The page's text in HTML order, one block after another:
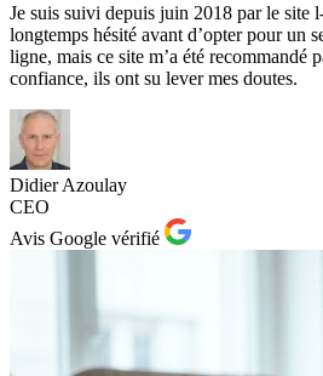
Je suis suivi depuis juin 2018 par le site
longtemps hésité avant d’opter pour un
ligne, mais ce site m’a été recommandé
confiance, ils ont su lever mes doutes.
Didier Azoulay
CEO
Avis Google vérifié